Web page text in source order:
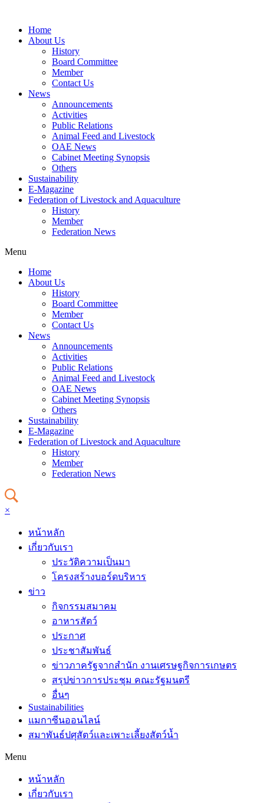
Home
About Us
History
Board Committee
Member
Contact Us
News
Announcements
Activities
Public Relations
Animal Feed and Livestock
OAE News
Cabinet Meeting Synopsis
Others
Sustainability
E-Magazine
Federation of Livestock and Aquaculture
History
Member
Federation News
Menu
Home
About Us
History
Board Committee
Member
Contact Us
News
Announcements
Activities
Public Relations
Animal Feed and Livestock
OAE News
Cabinet Meeting Synopsis
Others
Sustainability
E-Magazine
Federation of Livestock and Aquaculture
History
Member
Federation News
×
หน้าหลัก
เกี่ยวกับเรา
ประวัติความเป็นมา
โครงสร้างบอร์ดบริหาร
ข่าว
กิจกรรมสมาคม
อาหารสัตว์
ประกาศ
ประชาสัมพันธ์
ข่าวภาครัฐจากสำนัก งานเศรษฐกิจการเกษตร
สรุปข่าวการประชุม คณะรัฐมนตรี
อื่นๆ
Sustainabilities
แมกาซีนออนไลน์
สมาพันธ์ปศุสัตว์และเพาะเลี้ยงสัตว์น้ำ
Menu
หน้าหลัก
เกี่ยวกับเรา